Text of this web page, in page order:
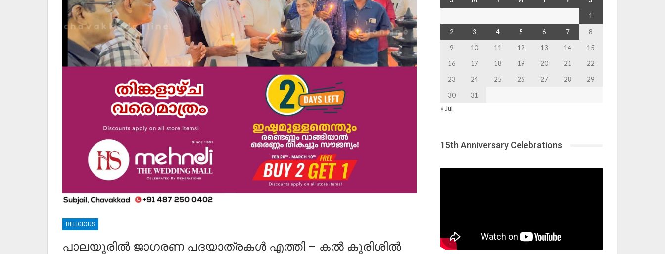
RELIGIOUS
പാലയുരിൽ ജാഗരണ പദയാത്രകൾ എത്തി – കൽ കുരിശിൽ
1
2
3 4 5 6 7
8
9
10 11 12 13 14
15
16
17 18 19 20 21
22
23
24 25 26 27 28
29
30
31
« Jul
15th Anniversary Celebrations